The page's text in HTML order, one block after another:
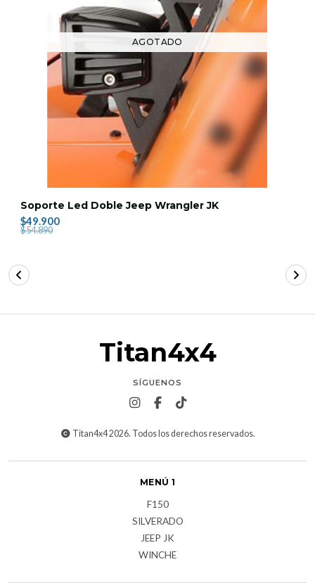
AGOTADO
Soporte Led Doble Jeep Wrangler JK
$49.900
$54.890
Titan4x4
SÍGUENOS
Titan4x4 2026. Todos los derechos reservados.
MENÚ 1
F150
SILVERADO
JEEP JK
WINCHE